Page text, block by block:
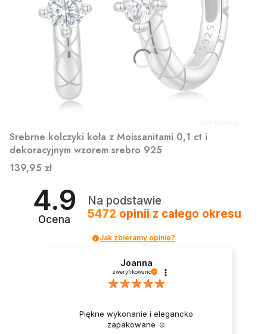
Srebrne kolczyki koła z Moissanitami 0,1 ct i
dekoracyjnym wzorem srebro 925
Cena
139,95 zł
4.9
Ocena
Na podstawie
5472 opinii z całego okresu
Jak zbieramy opinie?
Joanna
zweryfikowano
Piękne wykonanie i elegancko
zapakowane ☺️